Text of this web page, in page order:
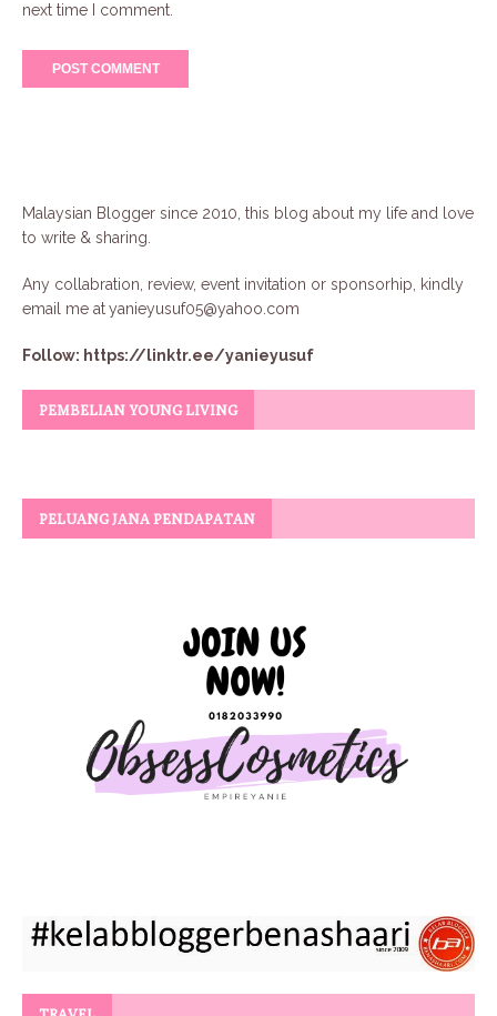
next time I comment.
Malaysian Blogger since 2010, this blog about my life and love
to write & sharing.
Any collabration, review, event invitation or sponsorhip, kindly
email me atyanieyusuf05@yahoo.com
Follow: https://linktr.ee/yanieyusuf
PEMBELIAN YOUNG LIVING
PELUANG JANA PENDAPATAN